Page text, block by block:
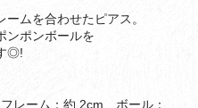
ムを合わせたピアス。
ンポンボールを
◎!
レーム：約 2cm ボール：